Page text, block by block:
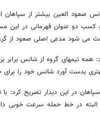
صعود العین بیشتر از سپاهان
کسب دو عنوان قهرمانی در این
می شود مدعی اصلی صعود از
همه تیمهای گروه از شانس
بهتری بدست آورد شانس خود را
در این دیدار تصریح کرد: با
البته در خط حمله سرعت خوبی